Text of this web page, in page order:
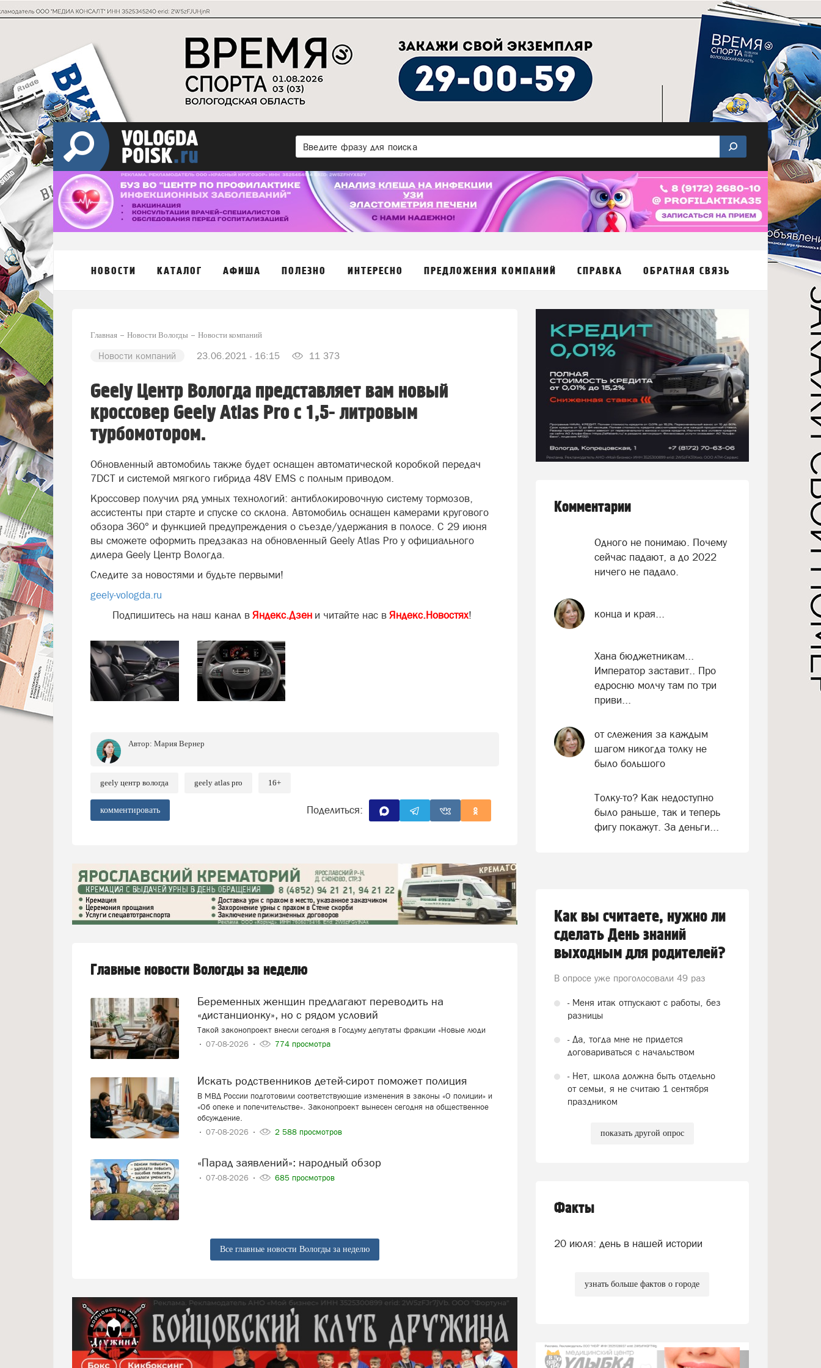
НОВОСТИ КАТАЛОГ АФИША ПОЛЕЗНО ИНТЕРЕСНО ПРЕДЛОЖЕНИЯ КОМПАНИЙ СПРАВКА ОБРАТНАЯ СВЯЗЬ
Главная Новости Вологды Новости компаний
Новости компаний 23.06.2021 - 16:15 11 373
Geely Центр Вологда представляет вам новый
кроссовер Geely Atlas Pro с 1,5- литровым
турбомотором.
Обновленный автомобиль также будет оснащен автоматической коробкой передач
7DCT и системой мягкого гибрида 48V EMS с полным приводом.
Кроссовер получил ряд умных технологий: антиблокировочную систему тормозов,
ассистенты при старте и спуске со склона. Автомобиль оснащен камерами кругового
обзора 360° и функцией предупреждения о съезде/удержания в полосе. С 29 июня
вы сможете оформить предзаказ на обновленный Geely Atlas Pro у официального
дилера Geely Центр Вологда.
Следите за новостями и будьте первыми!
geely-vologda.ru
Подпишитесь на наш канал вЯндекс.Дзен и читайте нас вЯндекс.Новостях!
Автор: Мария Вернер
geely центр вологда geely atlas pro 16+
комментировать Поделиться:
Главные новости Вологды за неделю
Беременных женщин предлагают переводить на
«дистанционку», но с рядом условий
Такой законопроект внесли сегодня в Госдуму депутаты фракции «Новые люди
07-08-2026
774 просмотра
Искать родственников детей-сирот поможет полиция
В МВД России подготовили соответствующие изменения в законы «О полиции» и
«Об опеке и попечительстве». Законопроект вынесен сегодня на общественное
обсуждение.
07-08-2026
2 588 просмотров
«Парад заявлений»: народный обзор
07-08-2026 685 просмотров
Все главные новости Вологды за неделю
Комментарии
Одного не понимаю. Почему
сейчас падают, а до 2022
ничего не падало.
конца и края...
Хана бюджетникам...
Император заставит.. Про
едросню молчу там по три
приви...
от слежения за каждым
шагом никогда толку не
было большого
Толку-то? Как недоступно
было раньше, так и теперь
фигу покажут. За деньги...
Как вы считаете, нужно ли
сделать День знаний
выходным для родителей?
В опросе уже проголосовали 49 раз
- Меня итак отпускают с работы, без
разницы
- Да, тогда мне не придется
договариваться с начальством
- Нет, школа должна быть отдельно
от семьи, я не считаю 1 сентября
праздником
показать другой опрос
Факты
20 июля: день в нашей истории
узнать больше фактов о городе